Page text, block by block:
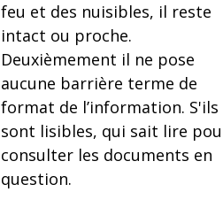
feu et des nuisibles, il reste
intact ou proche.
Deuxièmement il ne pose
aucune barrière terme de
format de l’information. S'ils
sont lisibles, qui sait lire
consulter les documents en
question.